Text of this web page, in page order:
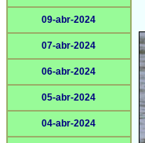
09-abr-2024
07-abr-2024
06-abr-2024
05-abr-2024
04-abr-2024